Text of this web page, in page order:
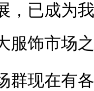
，已成为
服饰市场
群现在有